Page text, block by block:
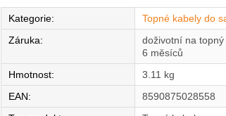
Kategorie:
Topné kabely do
Záruka:
doživotní na
6 měsíců
Hmotnost:
3.11 kg
EAN:
8590875028558